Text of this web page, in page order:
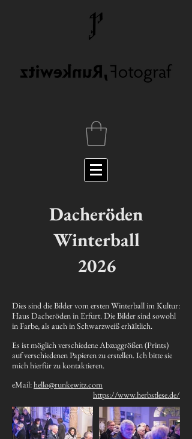
Dacheröden
Winterball
2026
Dies sind die Bilder vom ersten Winterball im Kultur:
Haus Dacheröden in Erfurt. Die Bilder sind sowohl
in Farbe, als auch in Schwarzweiß erhältlich.
Es ist möglich verschiedene Abzuggrößen (Prints)
auf verschiedenen Papieren zu erstellen. Ich bitte sie
mich hierfür zu kontaktieren.
eMail:hello@runkewitz.com
https://www.herbstlese.de/